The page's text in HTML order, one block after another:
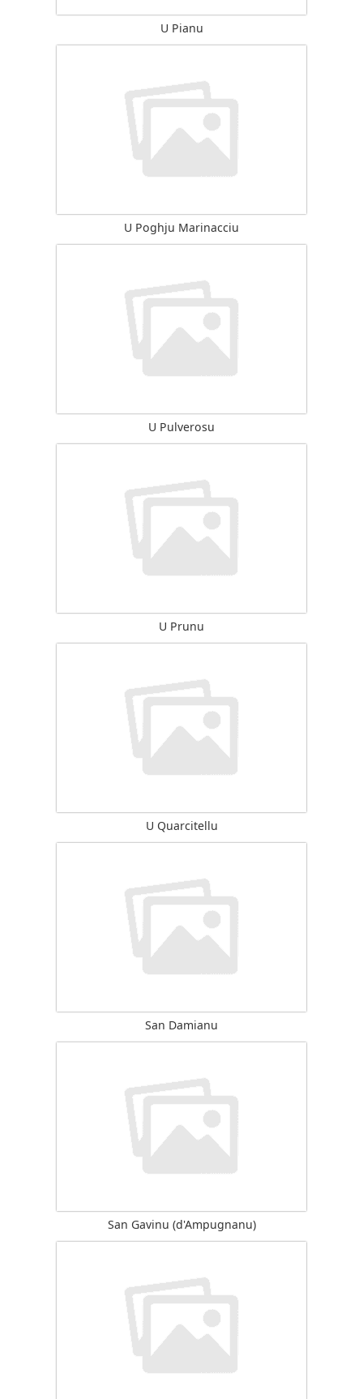
U Pianu
U Poghju Marinacciu
U Pulverosu
U Prunu
U Quarcitellu
San Damianu
San Gavinu (d'Ampugnanu)